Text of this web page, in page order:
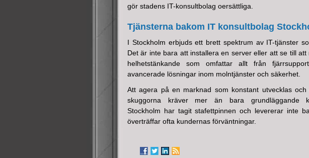
gör stadens IT-konsultbolag oersättliga.
Tjänsterna bakom IT konsultbolag
I Stockholm erbjuds ett brett spektrum av IT-tjänster
Det är inte bara att installera en server eller att se till
helhetstänkande som omfattar allt från
avancerade lösningar inom molntjänster och säkerhet.
Att agera på en marknad som konstant utvecklas
skuggorna kräver mer än bara grundläggande
Stockholm har tagit stafettpinnen och levererar inte
överträffar ofta kundernas förväntningar.